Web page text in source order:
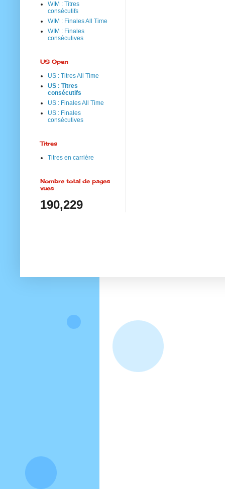
WIM : Titres
consécutifs
WIM : Finales All Time
WIM : Finales
consécutives
US Open
US : Titres All Time
US : Titres
consécutifs
US : Finales All Time
US : Finales
consécutives
Titres
Titres en carrière
Nombre total de pages
vues
190,229